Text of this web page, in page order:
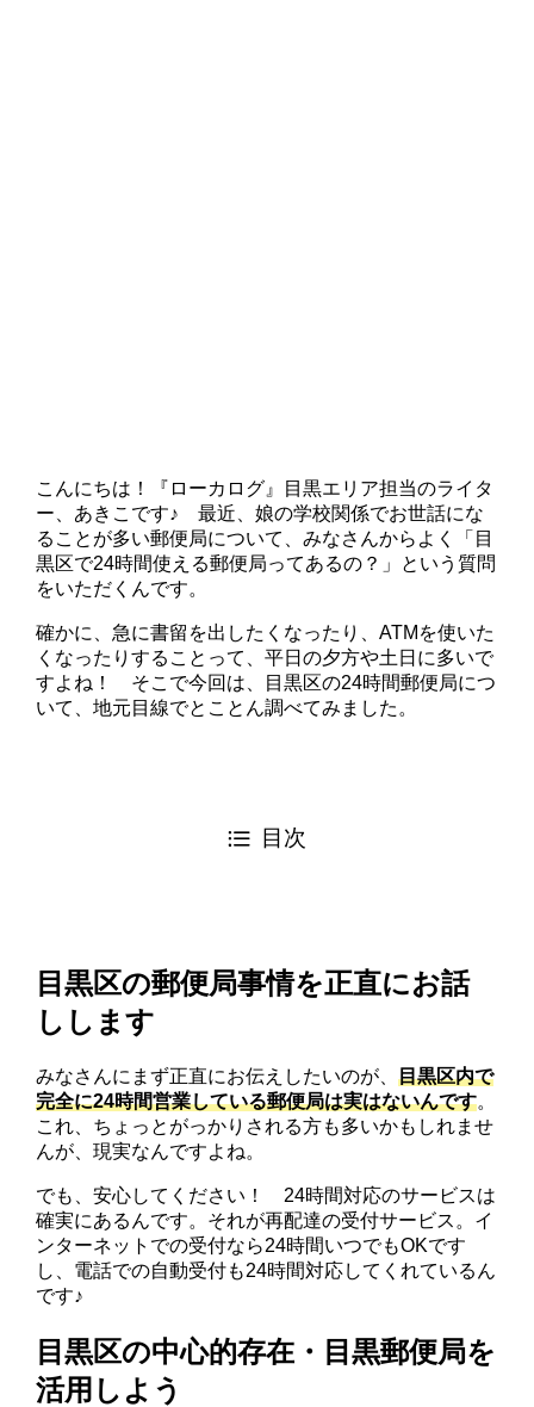
こんにちは！『ローカログ』目黒エリア担当のライタ
ー、あきこです♪ 最近、娘の学校関係でお世話にな
ることが多い郵便局について、みなさんからよく「目
黒区で24時間使える郵便局ってあるの？」という質問
をいただくんです。
確かに、急に書留を出したくなったり、ATMを使いた
くなったりすることって、平日の夕方や土日に多いで
すよね！ そこで今回は、目黒区の24時間郵便局につ
いて、地元目線でとことん調べてみました。
目次
目黒区の郵便局事情を正直にお話
しします
みなさんにまず正直にお伝えしたいのが、目黒区内で
完全に24時間営業している郵便局は実はないんです。
これ、ちょっとがっかりされる方も多いかもしれませ
んが、現実なんですよね。
でも、安心してください！ 24時間対応のサービスは
確実にあるんです。それが再配達の受付サービス。イ
ンターネットでの受付なら24時間いつでもOKです
し、電話での自動受付も24時間対応してくれているん
です♪
目黒区の中心的存在・目黒郵便局を
活用しよう